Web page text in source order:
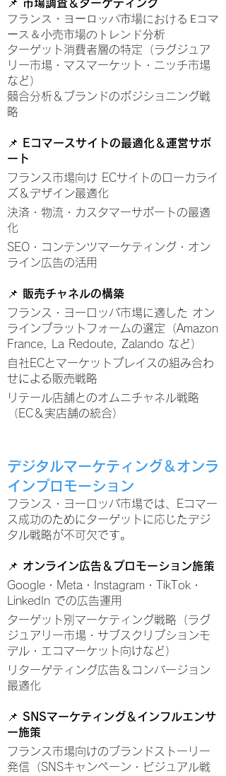
📌 市場調査＆ターゲティング
フランス・ヨーロッパ市場における Eコマ
ース＆小売市場のトレンド分析
ターゲット消費者層の特定（ラグジュア
リー市場・マスマーケット・ニッチ市場
など）
競合分析＆ブランドのポジショニング戦
略
📌 Eコマースサイトの最適化＆運営サポ
ート
フランス市場向け ECサイトのローカライ
ズ＆デザイン最適化
決済・物流・カスタマーサポートの最適
化
SEO・コンテンツマーケティング・オン
ライン広告の活用
📌 販売チャネルの構築
フランス・ヨーロッパ市場に適した オン
ラインプラットフォームの選定（Amazon
France, La Redoute, Zalando など）
自社ECとマーケットプレイスの組み合わ
せによる販売戦略
リテール店舗とのオムニチャネル戦略
（EC＆実店舗の統合）
デジタルマーケティング＆オンラ
インプロモーション
​フランス・ヨーロッパ市場では、Eコマー
ス成功のためにターゲットに応じたデジ
タル戦略が不可欠です。
📌 オンライン広告＆プロモーション施策
Google・Meta・Instagram・TikTok・
LinkedIn での広告運用
ターゲット別マーケティング戦略（ラグ
ジュアリー市場・サブスクリプションモ
デル・エコマーケット向けなど）
リターゲティング広告＆コンバージョン
最適化
📌 SNSマーケティング＆インフルエンサ
ー施策
フランス市場向けのブランドストーリー
発信（SNSキャンペーン・ビジュアル戦